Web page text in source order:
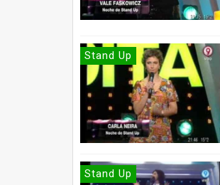
Stand Up
Stand Up